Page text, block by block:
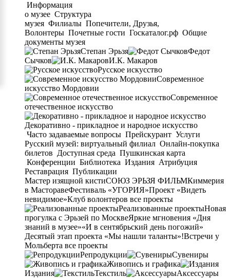
Информация
о музее Структура
музея Филиалы Попечители, Друзья,
Волонтеры Почетные гости Госкаталог.рф Общие
документы музея
Степан Эрьзя
Федот
Сычков
И.К. Макаров
Русское искусство
Современное
искусство Мордовии
Современное
отечественное искусство
Декоративно - прикладное и народное искусство
Часто задаваемые вопросы Прейскурант Услуги
Русский музей: виртуальный филиал Онлайн-покупка
билетов Доступная среда Пушкинская карта
Конференции Библиотека Издания Атрибуция
Реставрация Публикации
Мастер изящной кистиСОЮЗ ЭРЬЗЯ ФИЛЬМКиммерия
в МасторавеФестиваль «УГОРИЯ»Проект «Видеть
невидимое»Клуб волонтеров все проекты
Реализованные проектыНовая
прогулка с Эрьзей по МосквеЯркие мгновения «Дня
знаний в музее»«И в сентябрьский день погожий»
Десятый этап проекта «Мы нашли таланты»!Встречи у
Мольберта все проекты
Репродукции
Сувениры
Живопись и графика
Издания
Текстиль Аксессуары